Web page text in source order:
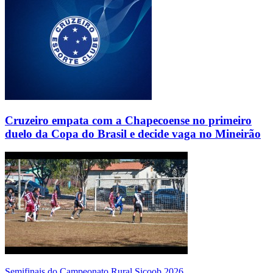
Cruzeiro empata com a Chapecoense no primeiro
duelo da Copa do Brasil e decide vaga no Mineirão